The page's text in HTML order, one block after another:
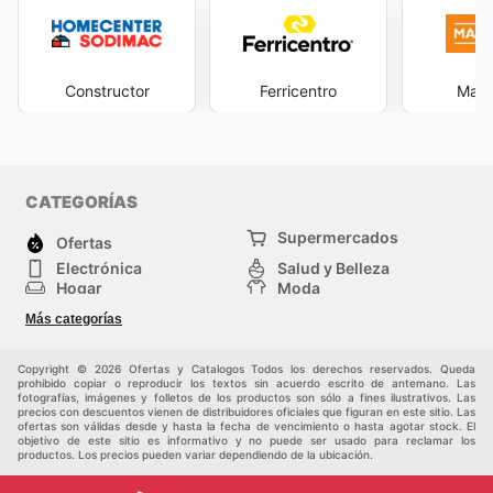
Constructor Ferricentro
CATEGORÍAS
Ofertas
Supermercados
Electrónica
Salud y Belleza
Hogar
Moda
Herramientas y jardinería
Infancia
Más categorías
Copyright © 2026 Ofertas y Catalogos Todos los derechos reservados. Queda
prohibido copiar o reproducir los textos sin acuerdo escrito de antemano. Las
fotografías, imágenes y folletos de los productos son sólo a fines ilustrativos. Las
precios con descuentos vienen de distribuidores oficiales que figuran en este sitio. Las
ofertas son válidas desde y hasta la fecha de vencimiento o hasta agotar stock. El
objetivo de este sitio es informativo y no puede ser usado para reclamar los
productos. Los precios pueden variar dependiendo de la ubicación.